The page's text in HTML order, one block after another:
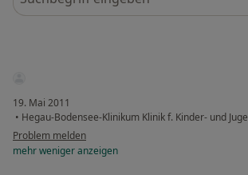
19. Mai 2011
• Hegau-Bodensee-Klinikum Klinik f. Kinder- und
Problem melden
mehrwenigeranzeigen